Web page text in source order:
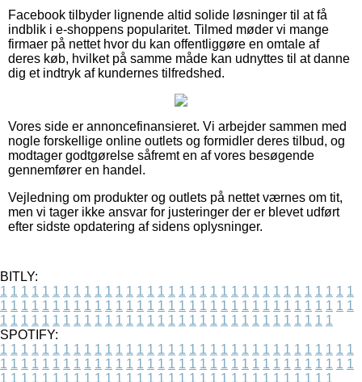
Facebook tilbyder lignende altid solide løsninger til at få
indblik i e-shoppens popularitet. Tilmed møder vi mange
firmaer på nettet hvor du kan offentliggøre en omtale af
deres køb, hvilket på samme måde kan udnyttes til at danne
dig et indtryk af kundernes tilfredshed.
Vores side er annoncefinansieret. Vi arbejder sammen med
nogle forskellige online outlets og formidler deres tilbud, og
modtager godtgørelse såfremt en af vores besøgende
gennemfører en handel.
Vejledning om produkter og outlets på nettet værnes om tit,
men vi tager ikke ansvar for justeringer der er blevet udført
efter sidste opdatering af sidens oplysninger.
BITLY:
1 1 1 1 1 1 1 1 1 1 1 1 1 1 1 1 1 1 1 1 1 1 1 1 1 1 1 1 1 1 1 1 1 1
1 1 1 1 1 1 1 1 1 1 1 1 1 1 1 1 1 1 1 1 1 1 1 1 1 1 1 1 1 1 1 1 1 1
1 1 1 1 1 1 1 1 1 1 1 1 1 1 1 1 1 1 1 1 1 1 1 1 1 1 1 1 1 1 1 1
SPOTIFY:
1 1 1 1 1 1 1 1 1 1 1 1 1 1 1 1 1 1 1 1 1 1 1 1 1 1 1 1 1 1 1 1 1 1
1 1 1 1 1 1 1 1 1 1 1 1 1 1 1 1 1 1 1 1 1 1 1 1 1 1 1 1 1 1 1 1 1 1
1 1 1 1 1 1 1 1 1 1 1 1 1 1 1 1 1 1 1 1 1 1 1 1 1 1 1 1 1 1 1 1